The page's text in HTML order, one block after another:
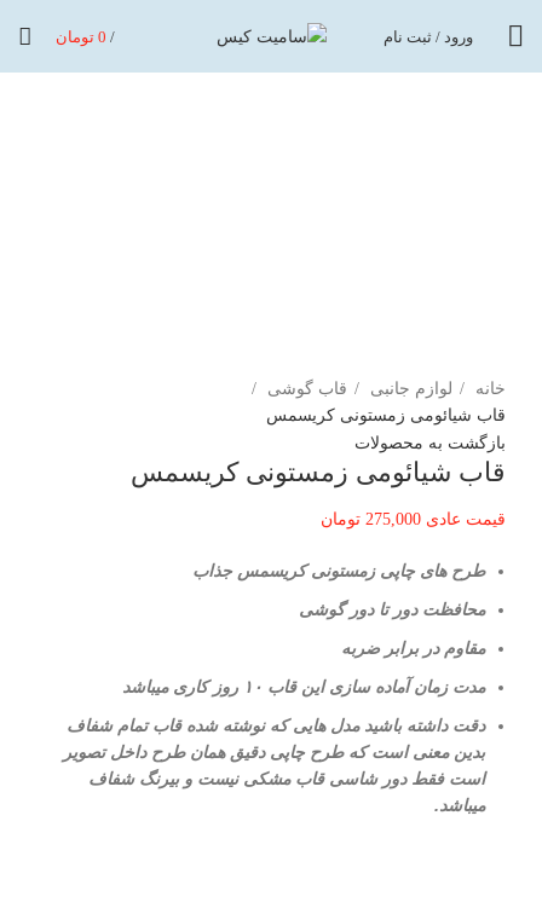
ورود / ثبت نام /
0 تومان
خانه
لوازم جانبی
قاب گوشی
قاب شیائومی زمستونی کریسمس
بازگشت به محصولات
قاب شیائومی زمستونی کریسمس
قیمت عادی 275,000 تومان
طرح های چاپی زمستونی کریسمس جذاب
محافظت دور تا دور گوشی
مقاوم در برابر ضربه
مدت زمان آماده سازی این قاب ۱۰ روز کاری میباشد
دقت داشته باشید مدل هایی که نوشته شده قاب تمام شفاف
بدین معنی است که طرح چاپی دقیق همان طرح داخل تصویر
است فقط دور شاسی قاب مشکی نیست و بیرنگ شفاف
میباشد.